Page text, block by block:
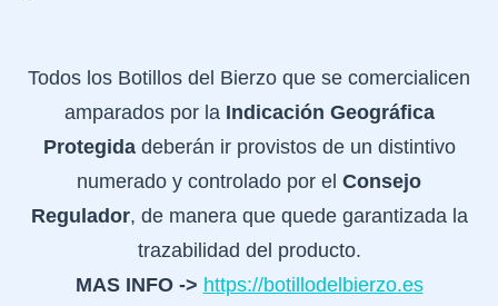
Todos los Botillos del Bierzo que se comercialicen
amparados por la Indicación Geográfica
Protegidadeberán ir provistos de un distintivo
numerado y controlado por el Consejo
Regulador, de manera que quede garantizada la
trazabilidad del producto.
MAS INFO -> https://botillodelbierzo.es